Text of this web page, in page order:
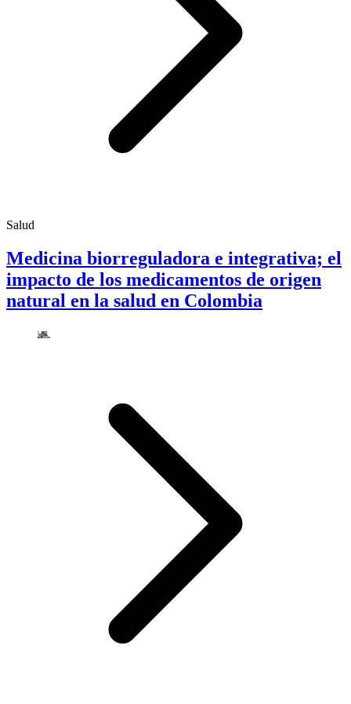
Salud
Medicina biorreguladora e integrativa; el
impacto de los medicamentos de origen
natural en la salud en Colombia